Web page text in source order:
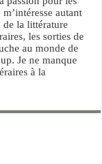
autant
la littérature
les sorties de
au monde de
Je ne manque
à la